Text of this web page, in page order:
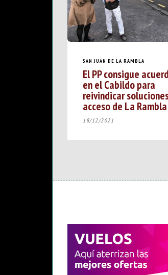
SAN JUAN DE LA RAMBLA
El PP consigue
en el Cabildo para
reivindicar
acceso de La Rambla
18/12/2021